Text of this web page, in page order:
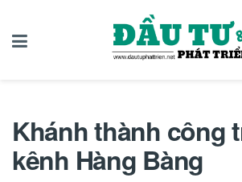
Khánh thành công
kênh Hàng Bàng